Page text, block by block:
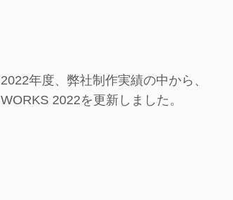
2022年度、弊社制作実績の中から、
WORKS 2022を更新しました。